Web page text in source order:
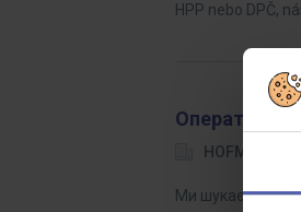
HPP nebo DPČ,
Оператор/ка
HOFMANN
Ми шукаємо